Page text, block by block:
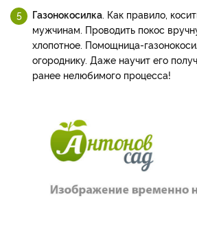
Газонокосилка. Как правило,
мужчинам. Проводить покос
хлопотное. Помощница-
огороднику. Даже научит его
ранее нелюбимого процесса!